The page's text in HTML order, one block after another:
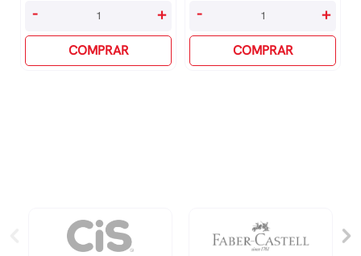
Devocional
Presença
- +
COMPRAR
Bíblia
-
- +
COMPRAR